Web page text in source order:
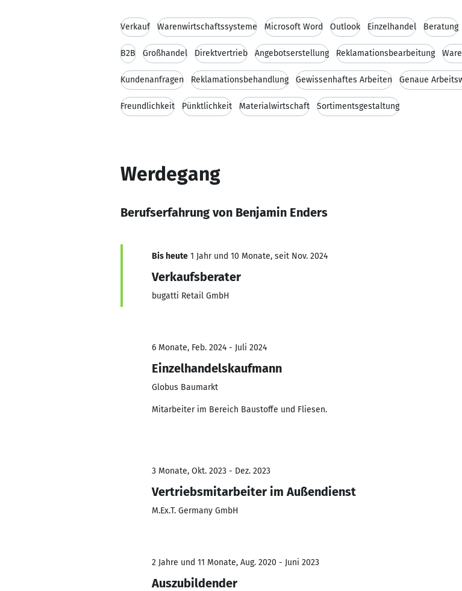
Verkauf Warenwirtschaftssysteme Microsoft Word Outlook Einzelhandel Beratung
B2B Großhandel Direktvertrieb Angebotserstellung Reklamationsbearbeitung
Kundenanfragen Reklamationsbehandlung Gewissenhaftes Arbeiten Genaue
Freundlichkeit Pünktlichkeit Materialwirtschaft Sortimentsgestaltung
Werdegang
Berufserfahrung von Benjamin Enders
Bis heute 1 Jahr und 10 Monate, seit Nov. 2024
Verkaufsberater
bugatti Retail GmbH
6 Monate, Feb. 2024 - Juli 2024
Einzelhandelskaufmann
Globus Baumarkt
Mitarbeiter im Bereich Baustoffe und Fliesen.
3 Monate, Okt. 2023 - Dez. 2023
Vertriebsmitarbeiter im Außendienst
M.Ex.T. Germany GmbH
2 Jahre und 11 Monate, Aug. 2020 - Juni 2023
Auszubildender